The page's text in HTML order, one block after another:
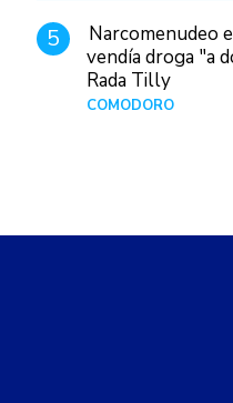
5
Narcomenudeo
vendía droga "a
Rada Tilly
COMODORO